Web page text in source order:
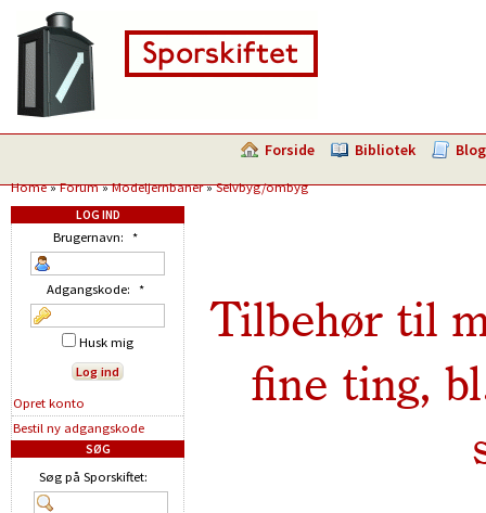
Forside Bibliotek Blog
Home»Forum»Modeljernbaner»Selvbyg/ombyg
Tilbehør til
fine ting,
LOG IND
Brugernavn: *
Adgangskode: *
Husk mig
Opret konto
Bestil ny adgangskode
SØG
Søg på Sporskiftet: